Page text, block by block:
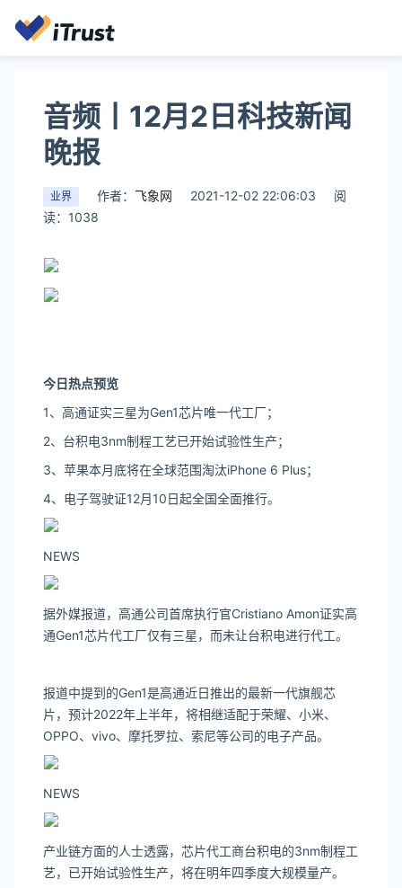
音频丨12月2日科技新闻
晚报
业界 作者： 飞象网 2021-12-02 22:06:03
阅
读：1038
今日热点预览
1、高通证实三星为Gen1芯片唯一代工厂；
2、 台积电3nm制程工艺已开始试验性生产；
3、苹果本月底将在全球范围淘汰iPhone 6 Plus；
4、电子驾驶证12月10日起全国全面推行。
NEWS
据外媒报道，高通公司首席执行官Cristiano Amon证实高
通Gen1芯片代工厂仅有三星，而未让台积电进行代工。
报道中提到的Gen1是高通近日推出的最新一代旗舰芯
片，预计2022年上半年，将相继适配于荣耀、小米、
OPPO、vivo、摩托罗拉、索尼等公司的电子产品。
NEWS
产业链方面的人士透露，芯片代工商台积电的3nm制程工
艺，已开始试验性生产，将在明年四季度大规模量产。